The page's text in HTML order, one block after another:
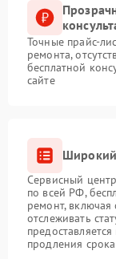
Точные прайс-
ремонта,
бесплатной
сайте
Широкий
Сервисный
по всей РФ,
ремонт,
отслеживать
продления